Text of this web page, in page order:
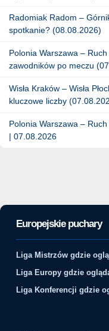
Radomiak Radom –
spotkanie? (08.08.2026)
Polonia Warszawa –
zawodników po meczu
Wisła Kraków – Wisła
kluczowe liczby
Polonia Warszawa –
| 07.08.2026
Europejskie puchary
Liga Mistrzów gdzie
Liga Europy gdzie
Liga Konferencji gdzie